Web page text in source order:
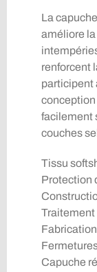
La
améliore
renforcent
participent
conception
facilement
couches
Tissu
Protection
Traitement
Capuche